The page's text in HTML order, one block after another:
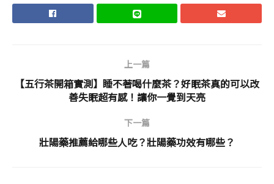
上一篇
【五行茶開箱實測】睡不著喝什麼茶？好眠茶真的可以改
善失眠超有感！讓你一覺到天亮
下一篇
壯陽藥推薦給哪些人吃？壯陽藥功效有哪些？